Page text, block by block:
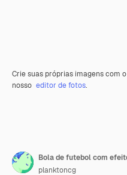
Crie suas próprias imagens com o
nosso editor de fotos.
planktoncg